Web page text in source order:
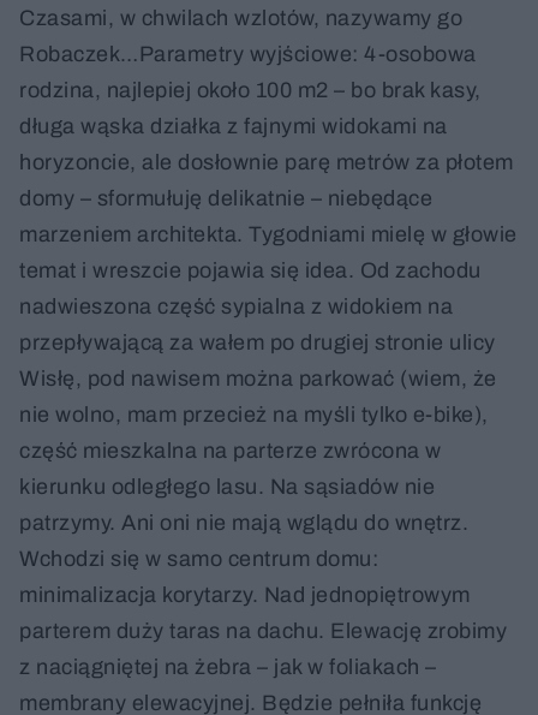
Czasami, w chwilach wzlotów, nazywamy go
Robaczek…Parametry wyjściowe: 4-osobowa
rodzina, najlepiej około 100 m2 – bo brak kasy,
długa wąska działka z fajnymi widokami na
horyzoncie, ale dosłownie parę metrów za płotem
domy – sformułuję delikatnie – niebędące
marzeniem architekta. Tygodniami mielę w głowie
temat i wreszcie pojawia się idea. Od zachodu
nadwieszona część sypialna z widokiem na
przepływającą za wałem po drugiej stronie ulicy
Wisłę, pod nawisem można parkować (wiem, że
nie wolno, mam przecież na myśli tylko e-bike),
część mieszkalna na parterze zwrócona w
kierunku odległego lasu. Na sąsiadów nie
patrzymy. Ani oni nie mają wglądu do wnętrz.
Wchodzi się w samo centrum domu:
minimalizacja korytarzy. Nad jednopiętrowym
parterem duży taras na dachu. Elewację zrobimy
z naciągniętej na żebra – jak w foliakach –
membrany elewacyjnej. Będzie pełniła funkcję